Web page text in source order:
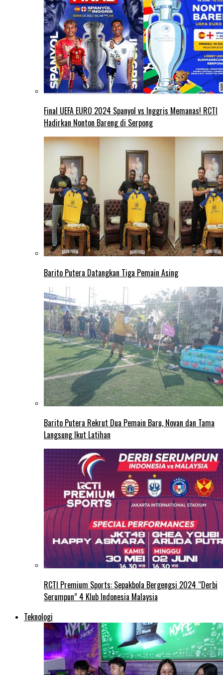
Final UEFA EURO 2024 Spanyol vs Inggris Memanas! RCTI
Hadirkan Nonton Bareng di Serpong
Barito Putera Datangkan Tiga Pemain Asing
Barito Putera Rekrut Dua Pemain Baru, Novan dan Tama
Langsung Ikut Latihan
RCTI Premium Sports: Sepakbola Bergengsi 2024 “Derbi
Serumpun” 4 Klub Indonesia Malaysia
Teknologi